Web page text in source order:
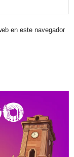
en este navegador